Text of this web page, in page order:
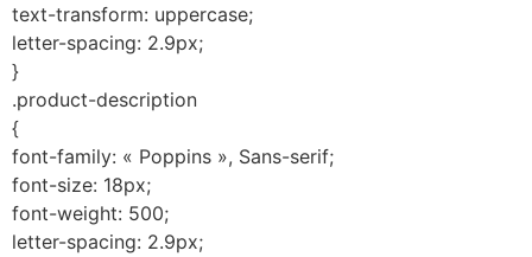
text-transform: uppercase;
letter-spacing: 2.9px;
}
.product-description
{
font-family: « Poppins », Sans-serif;
font-size: 18px;
font-weight: 500;
letter-spacing: 2.9px;